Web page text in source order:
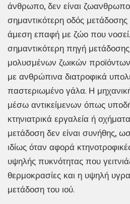
άνθρωπο, δεν είναι
σημαντικότερη οδός μετάδοσης
άμεση επαφή με ζώο που
σημαντικότερη πηγή
μολυσμένων ζωικών
με ανθρώπινα διατροφικά
παστεριωμένο γάλα. Η
μέσω αντικείμενων όπως
κτηνιατρικά εργαλεία ή
μετάδοση δεν είναι συνήθης,
ιδίως όταν αφορά
υψηλής πυκνότητας που
θερμοκρασίες και η υψηλή
μετάδοση του ιού.